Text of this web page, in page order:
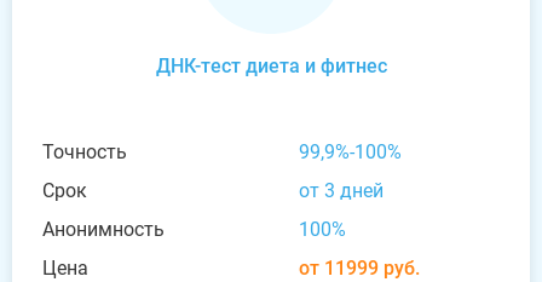
ДНК-тест диета и фитнес
Точность
99,9%-100%
Срок
от 3 дней
Анонимность
100%
Цена
от 11999 руб.